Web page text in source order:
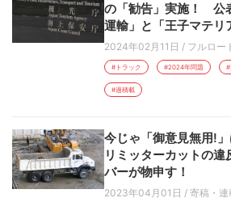
の「勧告」実施！ 公
運輸」と「王子マテリ
2024年02月11日 / フルロー
#トラック #2024年問題 #
#過積載
今じゃ「御意見無用!
リミッターカットの違
バーが物申す！
2023年04月01日 / 寄稿・連